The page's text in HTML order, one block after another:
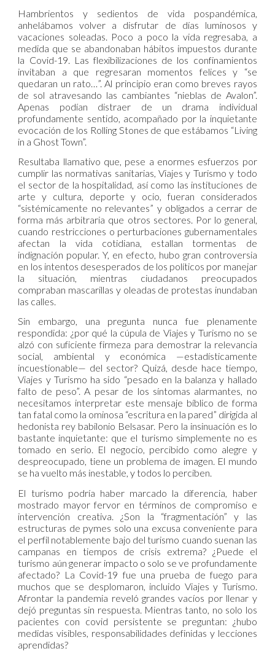
Hambrientos y sedientos de vida pospandémica,
anhelábamos volver a disfrutar de días luminosos y
vacaciones soleadas. Poco a poco la vida regresaba, a
medida que se abandonaban hábitos impuestos durante
la Covid-19. Las flexibilizaciones de los confinamientos
invitaban a que regresaran momentos felices y “se
quedaran un rato…”. Al principio eran como breves rayos
de sol atravesando las cambiantes “nieblas de Avalon”.
Apenas podían distraer de un drama individual
profundamente sentido, acompañado por la inquietante
evocación de los Rolling Stones de que estábamos “Living
in a Ghost Town”.
Resultaba llamativo que, pese a enormes esfuerzos por
cumplir las normativas sanitarias, Viajes y Turismo y todo
el sector de la hospitalidad, así como las instituciones de
arte y cultura, deporte y ocio, fueran considerados
“sistémicamente no relevantes” y obligados a cerrar de
forma más arbitraria que otros sectores. Por lo general,
cuando restricciones o perturbaciones gubernamentales
afectan la vida cotidiana, estallan tormentas de
indignación popular. Y, en efecto, hubo gran controversia
en los intentos desesperados de los políticos por manejar
la situación, mientras ciudadanos preocupados
compraban mascarillas y oleadas de protestas inundaban
las calles.
Sin embargo, una pregunta nunca fue plenamente
respondida: ¿por qué la cúpula de Viajes y Turismo no se
alzó con suficiente firmeza para demostrar la relevancia
social, ambiental y económica —estadísticamente
incuestionable— del sector? Quizá, desde hace tiempo,
Viajes y Turismo ha sido “pesado en la balanza y hallado
falto de peso”. A pesar de los síntomas alarmantes, no
necesitamos interpretar este mensaje bíblico de forma
tan fatal como la ominosa “escritura en la pared” dirigida al
hedonista rey babilonio Belsasar. Pero la insinuación es lo
bastante inquietante: que el turismo simplemente no es
tomado en serio. El negocio, percibido como alegre y
despreocupado, tiene un problema de imagen. El mundo
se ha vuelto más inestable, y todos lo perciben.
El turismo podría haber marcado la diferencia, haber
mostrado mayor fervor en términos de compromiso e
intervención creativa. ¿Son la “fragmentación” y las
estructuras de pymes solo una excusa conveniente para
el perfil notablemente bajo del turismo cuando suenan las
campanas en tiempos de crisis extrema? ¿Puede el
turismo aún generar impacto o solo se ve profundamente
afectado? La Covid-19 fue una prueba de fuego para
muchos que se desplomaron, incluido Viajes y Turismo.
Afrontar la pandemia reveló grandes vacíos por llenar y
dejó preguntas sin respuesta. Mientras tanto, no solo los
pacientes con covid persistente se preguntan: ¿hubo
medidas visibles, responsabilidades definidas y lecciones
aprendidas?